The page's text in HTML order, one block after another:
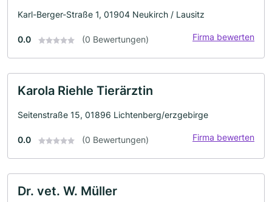
Karl-Berger-Straße 1, 01904 Neukirch / Lausitz
0.0 (0 Bewertungen) Firma bewerten
Karola Riehle Tierärztin
Seitenstraße 15, 01896 Lichtenberg/erzgebirge
0.0 (0 Bewertungen) Firma bewerten
Dr. vet. W. Müller